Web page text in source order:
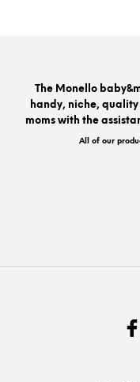
The Monello
handy, niche,
moms with the
All of our